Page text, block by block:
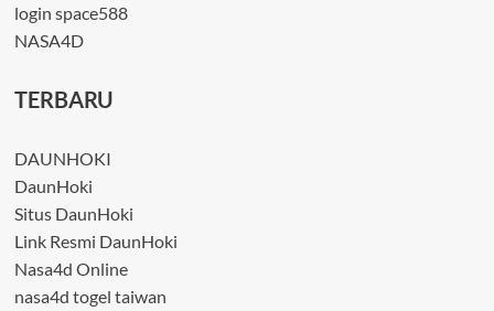
login space588
NASA4D
TERBARU
DAUNHOKI
DaunHoki
Situs DaunHoki
Link Resmi DaunHoki
Nasa4d Online
nasa4d togel taiwan